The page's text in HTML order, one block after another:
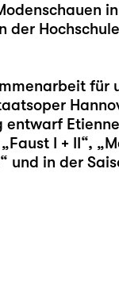
der
für
entwarf
Faust I + II“, „
“ und in der